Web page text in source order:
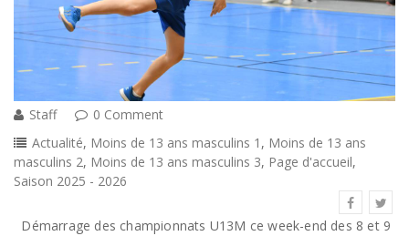
Staff
0 Comment
Actualité, Moins de 13 ans masculins 1 , Moins de 13 ans
masculins 2, Moins de 13 ans masculins 3, Page d'accueil,
Saison 2025 - 2026
Démarrage des championnats U13M ce week-end des 8 et 9